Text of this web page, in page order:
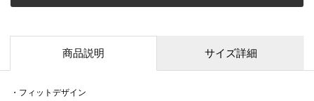
商品説明 サイズ詳細
・フィットデザイン